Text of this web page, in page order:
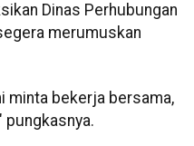
Dinas Perhubungan
merumuskan
minta bekerja bersama,
pungkasnya.